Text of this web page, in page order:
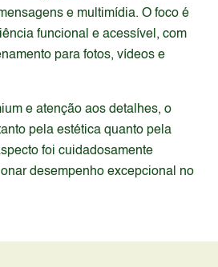
e multimídia. O foco é
funcional e acessível, com
para fotos, vídeos e
e atenção aos detalhes, o
pela estética quanto pela
foi cuidadosamente
desempenho excepcional no